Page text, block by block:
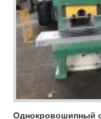
Однокровошипный